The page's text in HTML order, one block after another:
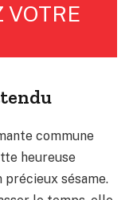
VOTRE
commune
heureuse
précieux sésame.